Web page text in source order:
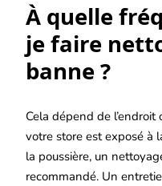
À quelle
je faire
banne ?
Cela dépend de
votre store est exposé à
la poussière, un
recommandé. Un